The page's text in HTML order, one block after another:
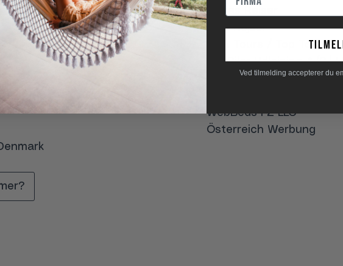
USA Rejser
USA Tours / Top Tours
Via Biler Udlejning A/S |
Viktors Farmor
WebBeds FZ-LLC
Österreich Werbung
Ved tilmelding accepterer du